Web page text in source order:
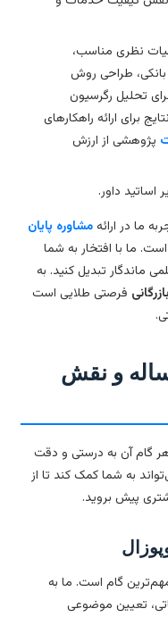
مناسب،
طراحی روش
رگرسیون
ارائه راهکارهای
از ارزش
داور.
در ارائهمشاوره پایان
با افتخار به شما
تبدیل کنید. به
فرصتی طلایی است
و نقش
آن به درستی و دقت
شما کمک کند تا از
بروید.
گام است. ما به
موضوعی